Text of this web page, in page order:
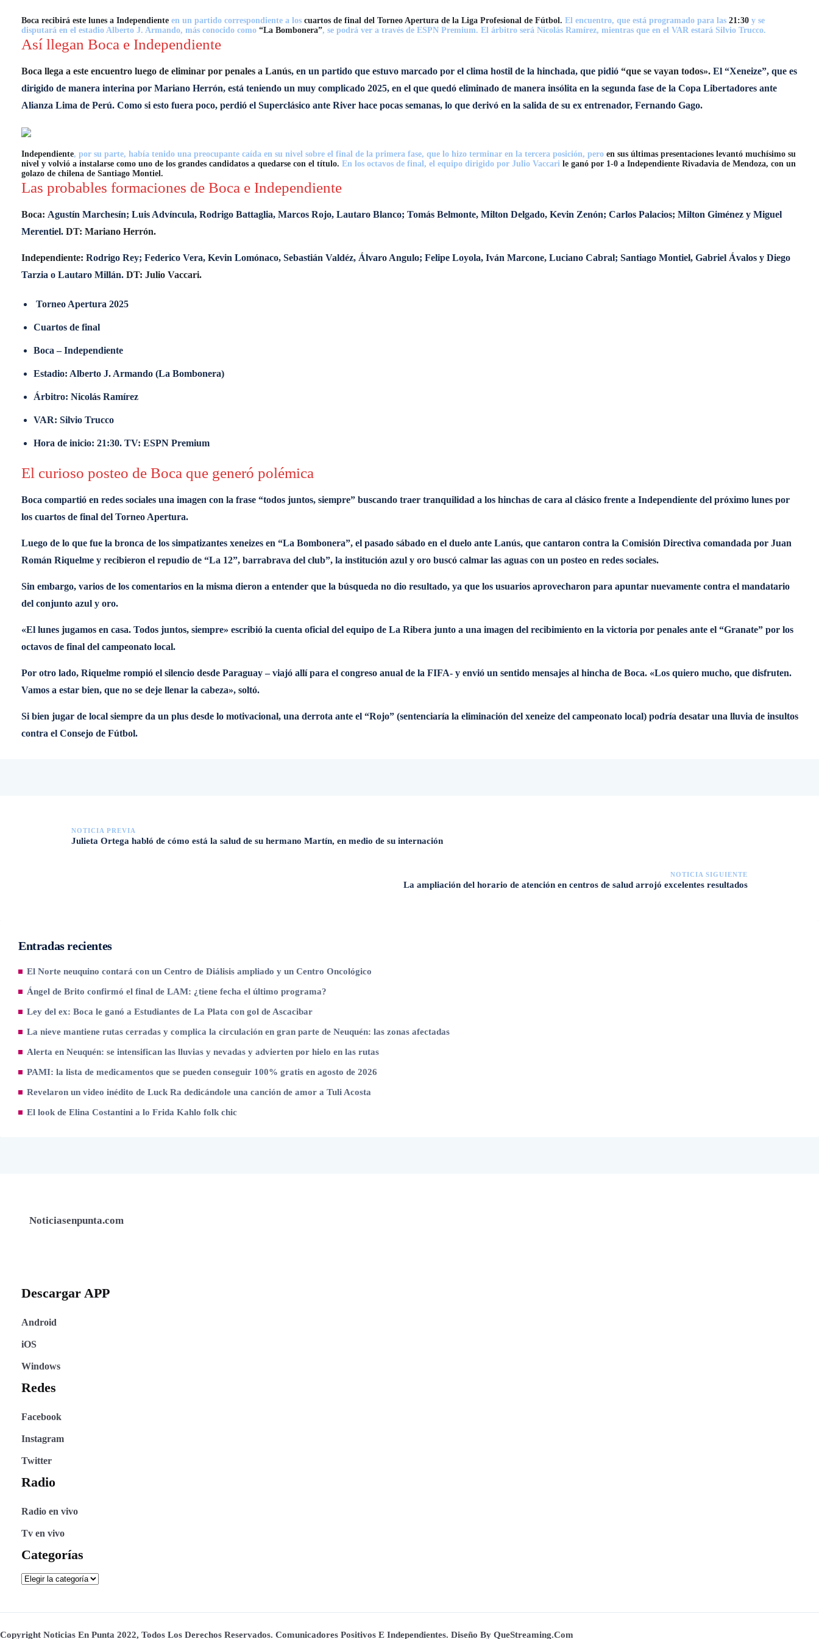
Boca recibirá este lunes a Independiente en un partido correspondiente a los cuartos de final del Torneo Apertura de la Liga Profesional de Fútbol. El encuentro, que está programado para las 21:30 y se
disputará en el estadio Alberto J. Armando, más conocido como “La Bombonera”, se podrá ver a través de ESPN Premium. El árbitro será Nicolás Ramírez, mientras que en el VAR estará Silvio Trucco.
Así llegan Boca e Independiente
Boca llega a este encuentro luego de eliminar por penales a Lanús, en un partido que estuvo marcado por el clima hostil de la hinchada, que pidió “que se vayan todos». El “Xeneize”, que es
dirigido de manera interina por Mariano Herrón, está teniendo un muy complicado 2025, en el que quedó eliminado de manera insólita en la segunda fase de la Copa Libertadores ante
Alianza Lima de Perú. Como si esto fuera poco, perdió el Superclásico ante River hace pocas semanas, lo que derivó en la salida de su ex entrenador, Fernando Gago.
Independiente, por su parte, había tenido una preocupante caída en su nivel sobre el final de la primera fase, que lo hizo terminar en la tercera posición, pero en sus últimas presentaciones levantó muchísimo su
nivel y volvió a instalarse como uno de los grandes candidatos a quedarse con el título. En los octavos de final, el equipo dirigido por Julio Vaccari le ganó por 1-0 a Independiente Rivadavia de Mendoza, con un
golazo de chilena de Santiago Montiel.
Las probables formaciones de Boca e Independiente
Boca: Agustín Marchesín; Luis Advíncula, Rodrigo Battaglia, Marcos Rojo, Lautaro Blanco; Tomás Belmonte, Milton Delgado, Kevin Zenón; Carlos Palacios; Milton Giménez y Miguel
Merentiel. DT: Mariano Herrón.
Independiente: Rodrigo Rey; Federico Vera, Kevin Lomónaco, Sebastián Valdéz, Álvaro Angulo; Felipe Loyola, Iván Marcone, Luciano Cabral; Santiago Montiel, Gabriel Ávalos y Diego
Tarzia o Lautaro Millán. DT: Julio Vaccari.
Torneo Apertura 2025
Cuartos de final
Boca – Independiente
Estadio: Alberto J. Armando (La Bombonera)
Árbitro: Nicolás Ramírez
VAR: Silvio Trucco
Hora de inicio: 21:30. TV: ESPN Premium
El curioso posteo de Boca que generó polémica
Boca compartió en redes sociales una imagen con la frase “todos juntos, siempre” buscando traer tranquilidad a los hinchas de cara al clásico frente a Independiente del próximo lunes por
los cuartos de final del Torneo Apertura.
Luego de lo que fue la bronca de los simpatizantes xeneizes en “La Bombonera”, el pasado sábado en el duelo ante Lanús, que cantaron contra la Comisión Directiva comandada por Juan
Román Riquelme y recibieron el repudio de “La 12”, barrabrava del club”, la institución azul y oro buscó calmar las aguas con un posteo en redes sociales.
Sin embargo, varios de los comentarios en la misma dieron a entender que la búsqueda no dio resultado, ya que los usuarios aprovecharon para apuntar nuevamente contra el mandatario
del conjunto azul y oro.
«El lunes jugamos en casa. Todos juntos, siempre» escribió la cuenta oficial del equipo de La Ribera junto a una imagen del recibimiento en la victoria por penales ante el “Granate” por los
octavos de final del campeonato local.
Por otro lado, Riquelme rompió el silencio desde Paraguay – viajó allí para el congreso anual de la FIFA- y envió un sentido mensajes al hincha de Boca. «Los quiero mucho, que disfruten.
Vamos a estar bien, que no se deje llenar la cabeza», soltó.
Si bien jugar de local siempre da un plus desde lo motivacional, una derrota ante el “Rojo” (sentenciaría la eliminación del xeneize del campeonato local) podría desatar una lluvia de insultos
contra el Consejo de Fútbol.
NOTICIA PREVIA
Julieta Ortega habló de cómo está la salud de su hermano Martín, en medio de su internación
NOTICIA SIGUIENTE
La ampliación del horario de atención en centros de salud arrojó excelentes resultados
Entradas recientes
El Norte neuquino contará con un Centro de Diálisis ampliado y un Centro Oncológico
Ángel de Brito confirmó el final de LAM: ¿tiene fecha el último programa?
Ley del ex: Boca le ganó a Estudiantes de La Plata con gol de Ascacibar
La nieve mantiene rutas cerradas y complica la circulación en gran parte de Neuquén: las zonas afectadas
Alerta en Neuquén: se intensifican las lluvias y nevadas y advierten por hielo en las rutas
PAMI: la lista de medicamentos que se pueden conseguir 100% gratis en agosto de 2026
Revelaron un video inédito de Luck Ra dedicándole una canción de amor a Tuli Acosta
El look de Elina Costantini a lo Frida Kahlo folk chic
Noticiasenpunta.com
Descargar APP
Android
iOS
Windows
Redes
Facebook
Instagram
Twitter
Radio
Radio en vivo
Tv en vivo
Categorías
Copyright Noticias En Punta 2022, Todos Los Derechos Reservados. Comunicadores Positivos E Independientes. Diseño By QueStreaming.com